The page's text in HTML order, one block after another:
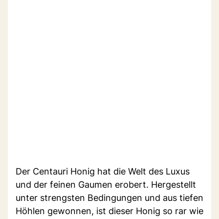
Der Centauri Honig hat die Welt des Luxus
und der feinen Gaumen erobert. Hergestellt
unter strengsten Bedingungen und aus tiefen
Höhlen gewonnen, ist dieser Honig so rar wie